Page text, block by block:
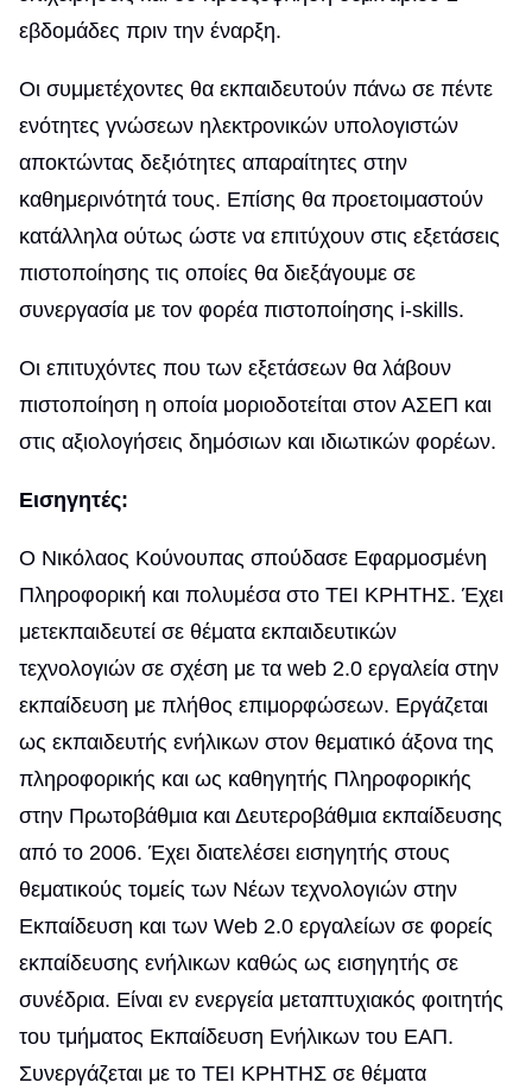
εβδομάδες πριν την έναρξη.
Οι συμμετέχοντες θα εκπαιδευτούν πάνω σε πέντε
ενότητες γνώσεων ηλεκτρονικών υπολογιστών
αποκτώντας δεξιότητες απαραίτητες στην
καθημερινότητά τους. Επίσης θα προετοιμαστούν
κατάλληλα ούτως ώστε να επιτύχουν στις εξετάσεις
πιστοποίησης τις οποίες θα διεξάγουμε σε
συνεργασία με τον φορέα πιστοποίησης i-skills.
Οι επιτυχόντες που των εξετάσεων θα λάβουν
πιστοποίηση η οποία μοριοδοτείται στον ΑΣΕΠ και
στις αξιολογήσεις δημόσιων και ιδιωτικών φορέων.
Εισηγητές:
Ο Νικόλαος Κούνουπας σπούδασε Εφαρμοσμένη
Πληροφορική και πολυμέσα στο ΤΕΙ ΚΡΗΤΗΣ. Έχει
μετεκπαιδευτεί σε θέματα εκπαιδευτικών
τεχνολογιών σε σχέση με τα web 2.0 εργαλεία στην
εκπαίδευση με πλήθος επιμορφώσεων. Εργάζεται
ως εκπαιδευτής ενήλικων στον θεματικό άξονα της
πληροφορικής και ως καθηγητής Πληροφορικής
στην Πρωτοβάθμια και Δευτεροβάθμια εκπαίδευσης
από το 2006. Έχει διατελέσει εισηγητής στους
θεματικούς τομείς των Νέων τεχνολογιών στην
Εκπαίδευση και των Web 2.0 εργαλείων σε φορείς
εκπαίδευσης ενήλικων καθώς ως εισηγητής σε
συνέδρια. Είναι εν ενεργεία μεταπτυχιακός φοιτητής
του τμήματος Εκπαίδευση Ενήλικων του ΕΑΠ.
Συνεργάζεται με το ΤΕΙ ΚΡΗΤΗΣ σε θέματα